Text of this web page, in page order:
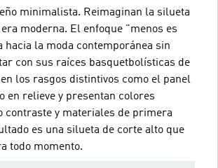
minimalista. Reimaginan la silueta
moderna. El enfoque "menos es
hacia la moda contemporánea sin
con sus raíces basquetbolísticas de
los rasgos distintivos como el panel
en relieve y presentan colores
contraste y materiales de primera
es una silueta de corte alto que
todo momento.